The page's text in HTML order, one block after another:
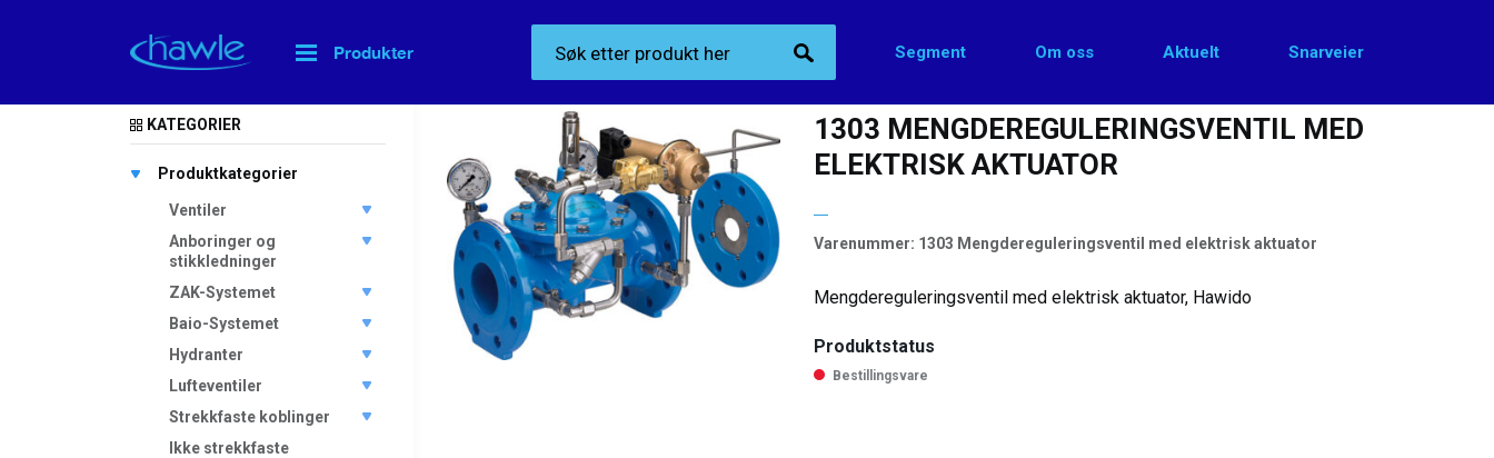
Produkter Segment Om oss Aktuelt Snarveier
KATEGORIER
Produktkategorier
Ventiler
Anboringer og
stikkledninger
ZAK-Systemet
Baio-Systemet
Hydranter
Lufteventiler
Strekkfaste koblinger
Ikke strekkfaste
Produktkategorier> Reguleringsventiler 1303 Mengdereguleringsventil med elektrisk aktuator
1303 MENGDEREGULERINGSVENTIL MED
ELEKTRISK AKTUATOR
Varenummer: 1303 Mengdereguleringsventil med elektrisk aktuator
Mengdereguleringsventil med elektrisk aktuator, Hawido
Produktstatus
Bestillingsvare